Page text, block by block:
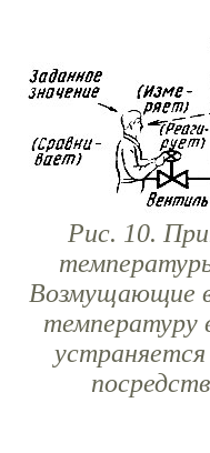
Рис. 10.
Возмущающие
температуру